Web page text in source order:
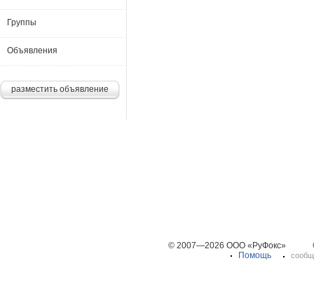
Группы
Объявления
разместить объявление
© 2007—2026 ООО «РуФокс»
Помощь